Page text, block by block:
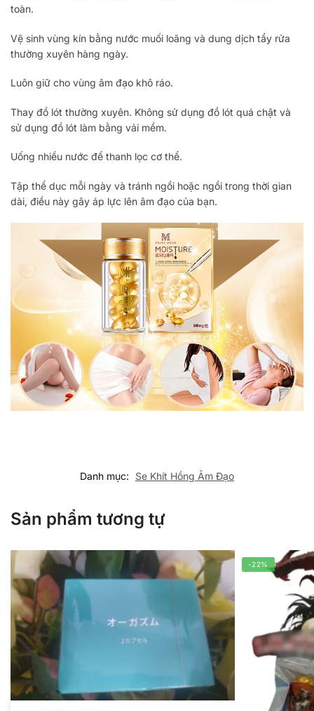
toàn.
Vệ sinh vùng kín bằng nước muối loãng và dung dịch tẩy rửa
thường xuyên hàng ngày.
Luôn giữ cho vùng âm đạo khô ráo.
Thay đồ lót thường xuyên. Không sử dụng đồ lót quá chật và
sử dụng đồ lót làm bằng vải mềm.
Uống nhiều nước để thanh lọc cơ thể.
Tập thể dục mỗi ngày và tránh ngồi hoặc ngồi trong thời gian
dài, điều này gây áp lực lên âm đạo của bạn.
Danh mục: Se Khít Hồng Âm Đạo
Sản phẩm tương tự
-22%